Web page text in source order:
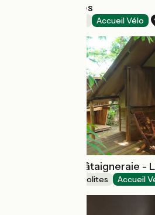
Les Conviv'hôtes
Accueil Vélo
Camping La Châtaigneraie -
Hébergements insolites Accueil